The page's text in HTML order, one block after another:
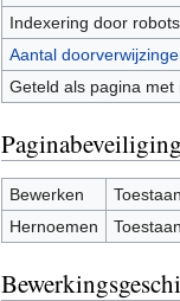
Indexering door robots
Aantal
Geteld als pagina met
Paginabeveiliging
Bewerken
Hernoemen